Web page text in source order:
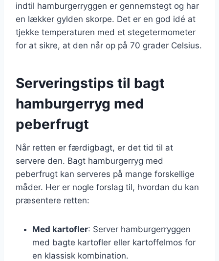
indtil hamburgerryggen er gennemstegt og har
en lækker gylden skorpe. Det er en god idé at
tjekke temperaturen med et stegetermometer
for at sikre, at den når op på 70 grader Celsius.
Serveringstips til bagt
hamburgerryg med
peberfrugt
Når retten er færdigbagt, er det tid til at
servere den. Bagt hamburgerryg med
peberfrugt kan serveres på mange forskellige
måder. Her er nogle forslag til, hvordan du kan
præsentere retten:
Med kartofler: Server hamburgerryggen
med bagte kartofler eller kartoffelmos for
en klassisk kombination.